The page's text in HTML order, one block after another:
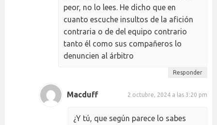
peor, no lo lees. He dicho que en
cuanto escuche insultos de la afición
contraria o de del equipo contrario
tanto él como sus compañeros lo
denuncien al árbitro
Responder
Macduff 2 octubre, 2024 a las 3:20 pm
¿Y tú, que según parece lo sabes